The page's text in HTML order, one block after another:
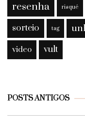
resenha risqué
sorteio tag
video vult
POSTS ANTIGOS